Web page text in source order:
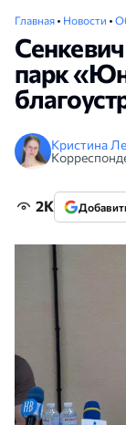
Главная • Новости •
парк
Кристина
2K